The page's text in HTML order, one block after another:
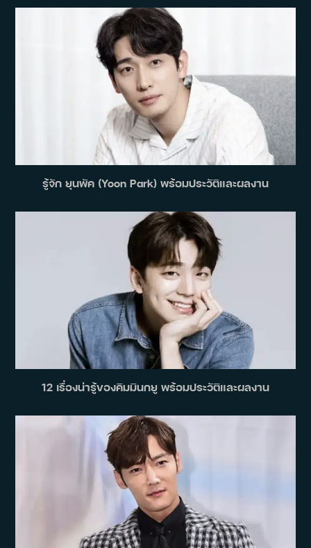
รู้จัก ยุนพัค (Yoon Park) พร้อมประวัติและผลงาน
12 เรื่องน่ารู้ของคิมมินกยู พร้อมประวัติและผลงาน